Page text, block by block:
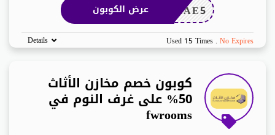
LAAE5 عرض الكوبون
Used 15 Times . No Expires
Details
كوبون خصم مخازن الأثاث
50% على غرف النوم في
fwrooms